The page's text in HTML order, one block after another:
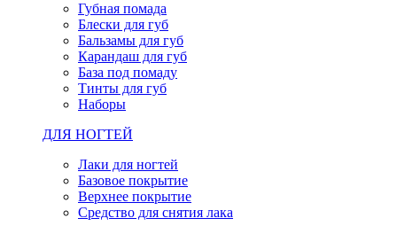
Губная помада
Блески для губ
Бальзамы для губ
Карандаш для губ
База под помаду
Тинты для губ
Наборы
ДЛЯ НОГТЕЙ
Лаки для ногтей
Базовое покрытие
Верхнее покрытие
Средство для снятия лака